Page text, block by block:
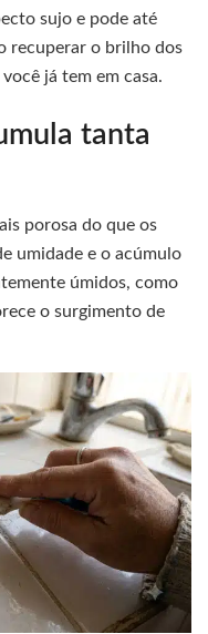
sujo e pode até
recuperar o brilho dos
já tem em casa.
tanta
porosa do que os
umidade e o acúmulo
úmidos, como
o surgimento de